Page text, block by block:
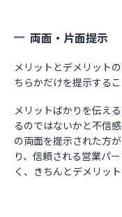
両面・片面提示
メリットとデメリット
ちらかだけを提示する
メリットばかりを伝え
るのではないかと不信
の両面を提示された方
り、信頼される営業パ
く、きちんとデメリッ